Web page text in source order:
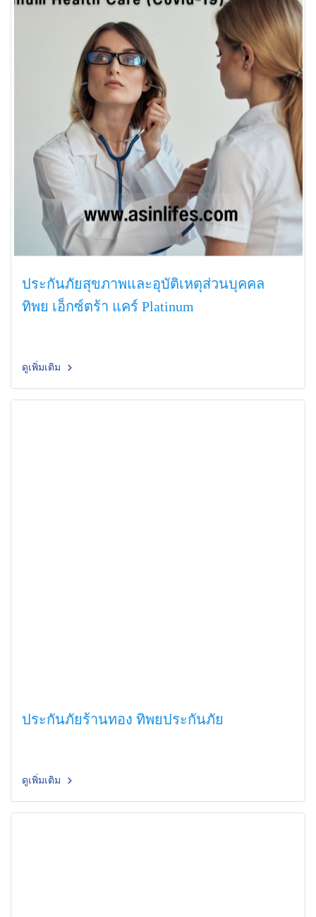
ประกันภัยสุขภาพและอุบัติเหตุส่วนบุคคล
ทิพย เอ็กซ์ตร้า แคร์ Platinum
ดูเพิ่มเติม
ประกันภัยร้านทอง ทิพยประกันภัย
ดูเพิ่มเติม